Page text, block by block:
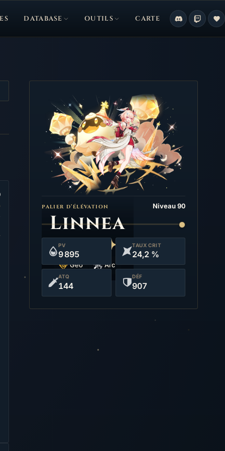
DATABASE OUTILS CARTE
Linnea
Géo Arc
PALIER D’ÉLÉVATION Niveau 90
PV
9 895
TAUX CRIT
24,2 %
ATQ
144
DÉF
907